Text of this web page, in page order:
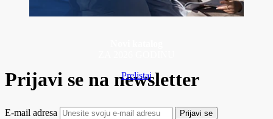
Prelistaj
Prijavi se na newsletter
E-mail adresa Prijavi se